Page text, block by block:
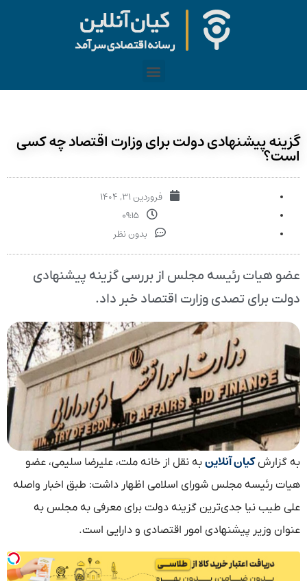
گزینه پیشنهادی دولت برای وزارت اقتصاد چه کسی
است؟
فروردین ۳۱, ۱۴۰۴
۰۹:۱۵
بدون نظر
عضو هیات رئیسه مجلس از بررسی گزینه پیشنهادی
دولت برای تصدی وزارت اقتصاد خبر داد.
به گزارشکیان آنلاین به نقل از خانه ملت، علیرضا سلیمی، عضو
هیات رئیسه مجلس شورای اسلامی اظهار داشت: طبق اخبار واصله
علی طیب نیا جدی‌ترین گزینه دولت برای معرفی به مجلس به
عنوان وزیر پیشنهادی امور اقتصادی و دارایی است.